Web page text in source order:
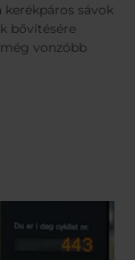
Spain
Turkey
sávok
bővítésére
vonzóbb